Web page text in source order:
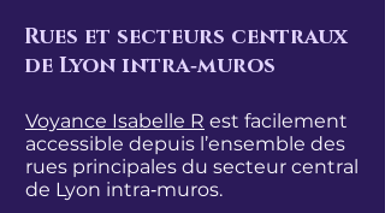
Rues et secteurs centraux
de Lyon intra‑muros
Voyance Isabelle R est facilement
accessible depuis l’ensemble des
rues principales du secteur central
de Lyon intra‑muros.